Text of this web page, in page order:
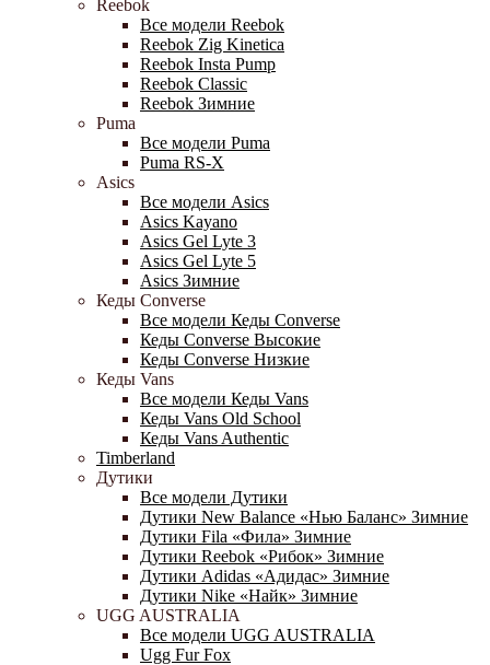
Reebok
Все модели Reebok
Reebok Zig Kinetica
Reebok Insta Pump
Reebok Classic
Reebok Зимние
Puma
Все модели Puma
Puma RS-X
Asics
Все модели Asics
Asics Kayano
Asics Gel Lyte 3
Asics Gel Lyte 5
Asics Зимние
Кеды Converse
Все модели Кеды Converse
Кеды Converse Высокие
Кеды Converse Низкие
Кеды Vans
Все модели Кеды Vans
Кеды Vans Old School
Кеды Vans Authentic
Timberland
Дутики
Все модели Дутики
Дутики New Balance «Нью Баланс» Зимние
Дутики Fila «Фила» Зимние
Дутики Reebok «Рибок» Зимние
Дутики Adidas «Адидас» Зимние
Дутики Nike «Найк» Зимние
UGG AUSTRALIA
Все модели UGG AUSTRALIA
Ugg Fur Fox